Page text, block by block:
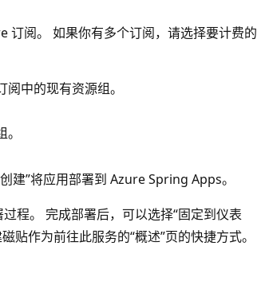
订阅。 如果你有多个订阅，请选择要计费的
中的现有资源组。
建”将应用部署到 Azure Spring Apps。
程。 完成部署后，可以选择“固定到仪表
贴作为前往此服务的“概述”页的快捷方式。